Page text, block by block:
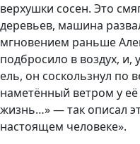
верхушки сосен. Это
деревьев, машина
мгновением раньше
подбросило в воздух,
ель, он соскользнул по
наметённый ветром у
жизнь…» — так описал
настоящем человеке».